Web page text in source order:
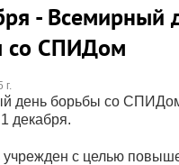
- Всемирный
со СПИДом
г.
день борьбы со
декабря.
учрежден с целью